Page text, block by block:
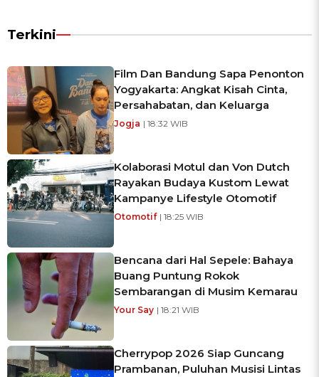
Terkini
Film Dan Bandung Sapa Penonton
Yogyakarta: Angkat Kisah Cinta,
Persahabatan, dan Keluarga
Jogja | 18:32 WIB
Kolaborasi Motul dan Von Dutch
Rayakan Budaya Kustom Lewat
Kampanye Lifestyle Otomotif
Otomotif | 18:25 WIB
Bencana dari Hal Sepele: Bahaya
Buang Puntung Rokok
Sembarangan di Musim Kemarau
Your Say | 18:21 WIB
Cherrypop 2026 Siap Guncang
Prambanan, Puluhan Musisi Lintas